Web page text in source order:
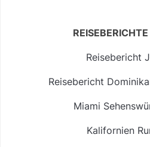
Reisebericht
Reisebericht
Miami
Kalifornien